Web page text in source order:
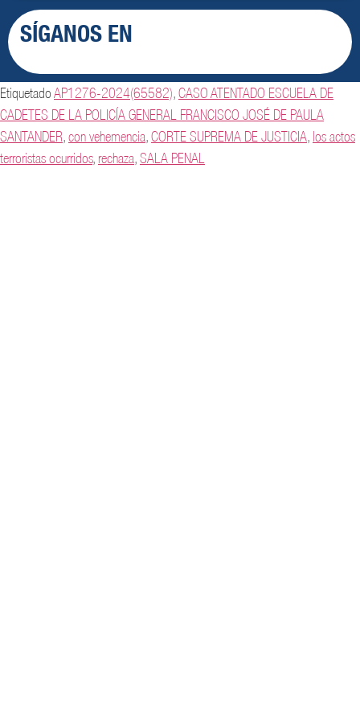
SÍGANOS EN
EtiquetadoAP1276-2024(65582),CASO ATENTADO ESCUELA DE
CADETES DE LA POLICÍA GENERAL FRANCISCO JOSÉ DE PAULA
SANTANDER,con vehemencia,CORTE SUPREMA DE JUSTICIA, los actos
terroristas ocurridos, rechaza,SALA PENAL